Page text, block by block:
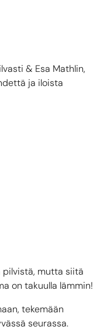
& Esa Mathlin,
ja iloista
pilvistä, mutta siitä
on takuulla lämmin!
tekemään
seurassa.